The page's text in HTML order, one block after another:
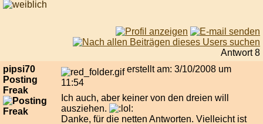
Antwort 8
pipsi70
Posting
Freak
erstellt am: 3/10/2008 um
11:54
Ich auch, aber keiner von den dreien will
ausziehen.
Danke, für die netten Antworten. Vielleicht ist